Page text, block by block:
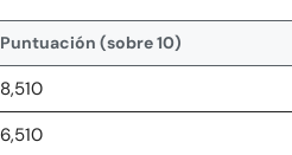
Puntuación (sobre 10)
8,510
6,510